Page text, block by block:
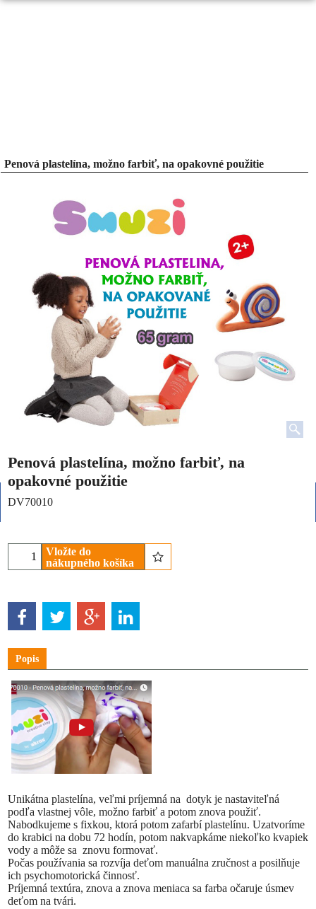
Penová plastelína, možno farbiť, na opakovné použitie
Penová plastelína, možno farbiť, na
opakovné použitie
DV70010
Vložte do
nákupného košíka
Popis
Unikátna plastelína, veľmi príjemná na dotyk je nastaviteľná
podľa vlastnej vôle, možno farbiť a potom znova použiť.
Nabodkujeme s fixkou, ktorá potom zafarbí plastelínu. Uzatvoríme
do krabici na dobu 72 hodín, potom nakvapkáme niekoľko kvapiek
vody a môže sa znovu formovať.
Počas používania sa rozvíja deťom manuálna zručnost a posilňuje
ich psychomotorická činnosť.
Príjemná textúra, znova a znova meniaca sa farba očaruje úsmev
deťom na tvári.